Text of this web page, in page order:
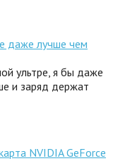
даже лучше чем
ультре, я бы даже
и заряд держат
NVIDIA GeForce